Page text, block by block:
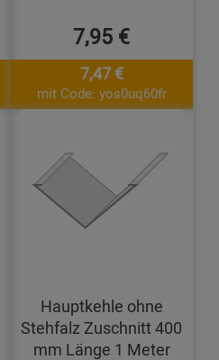
7,95 €
7,47 €
mit Code: yos0uq60fr
Hauptkehle ohne
Stehfalz Zuschnitt 400
mm Länge 1 Meter